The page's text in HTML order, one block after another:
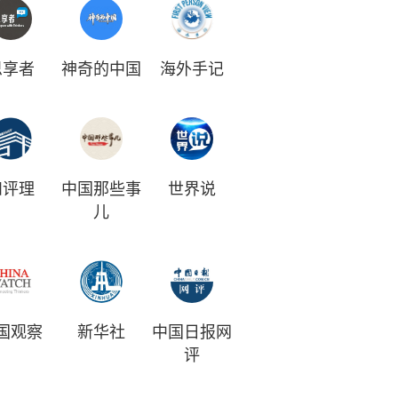
者 神奇的中国 海外手记
理
中国那些事
儿
世界说
观察 新华社
中国日报网
评